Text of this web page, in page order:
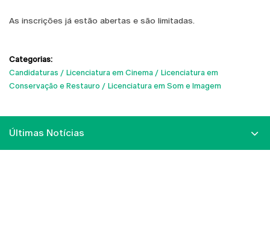
As inscrições já estão abertas e são limitadas.
Categorias:
Candidaturas
Licenciatura em Cinema
Licenciatura em
Conservação e Restauro
Licenciatura em Som e Imagem
Últimas Notícias